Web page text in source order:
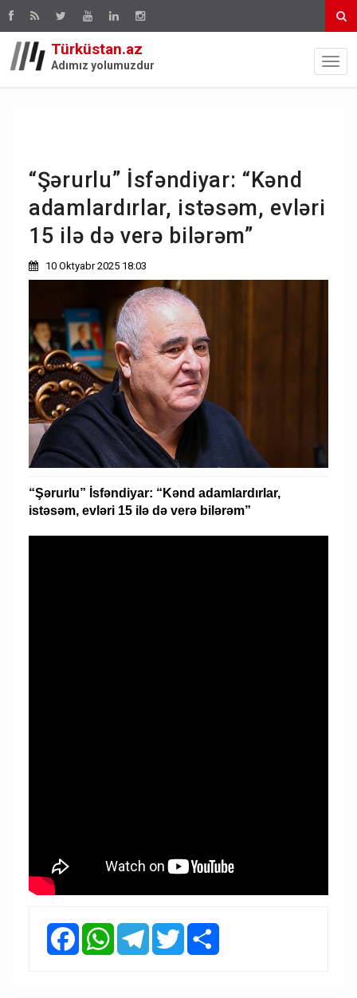
Türküstan.az
Adımız yolumuzdur
“Şərurlu” İsfəndiyar: “Kənd
adamlardırlar, istəsəm, evləri
15 ilə də verə bilərəm”
10 Oktyabr 2025 18:03
“Şərurlu” İsfəndiyar: “Kənd adamlardırlar,
istəsəm, evləri 15 ilə də verə bilərəm”
FacebookWhatsAppTelegramTwitter